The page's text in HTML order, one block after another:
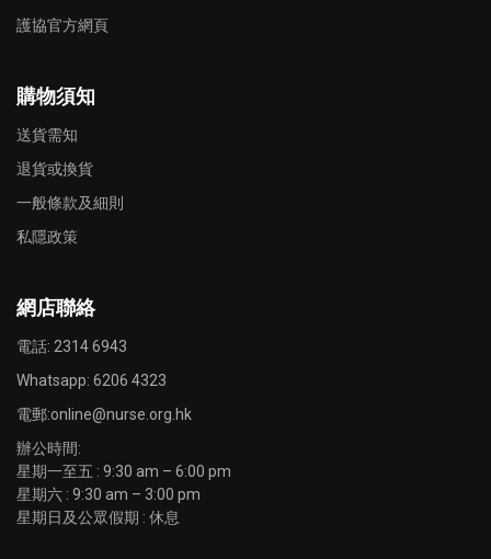
護協官方網頁
購物須知
送貨需知
退貨或換貨
一般條款及細則
私隱政策
網店聯絡
電話: 2314 6943
Whatsapp: 6206 4323
電郵:online@nurse.org.hk
辦公時間:
星期一至五 : 9:30 am – 6:00 pm
星期六 : 9:30 am – 3:00 pm
星期日及公眾假期 : 休息